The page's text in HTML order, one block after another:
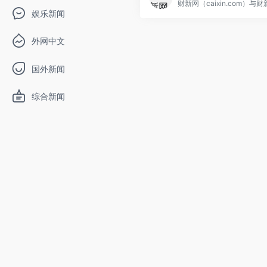
娱乐新闻
外网中文
国外新闻
综合新闻